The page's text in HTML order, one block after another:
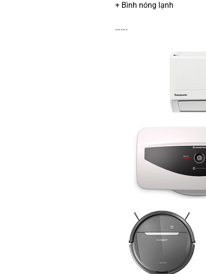
+ Bình nóng lạnh
…….